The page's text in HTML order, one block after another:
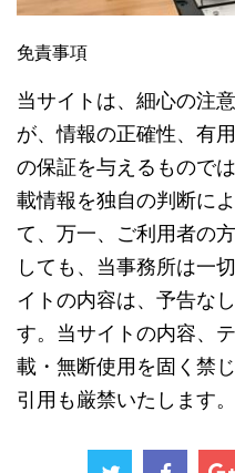
免責事項
当サイトは、細心の注
が、情報の正確性、有
の保証を与えるもので
載情報を独自の判断に
て、万一、ご利用者の
しても、当事務所は一
イトの内容は、予告な
す。当サイトの内容、
載・無断使用を固く禁
引用も厳禁いたします。